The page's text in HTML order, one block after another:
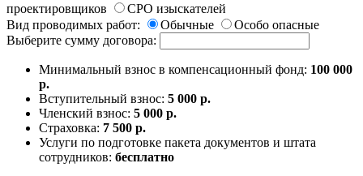
проектировщиков
СРО изыскателей
Вид проводимых работ:
Обычные
Особо опасные
Выберите сумму договора:
Минимальный взнос в компенсационный фонд: 100 000
р.
Вступительный взнос: 5 000 р.
Членский взнос: 5 000 р.
Страховка: 7 500 р.
Услуги по подготовке пакета документов и штата
сотрудников: бесплатно